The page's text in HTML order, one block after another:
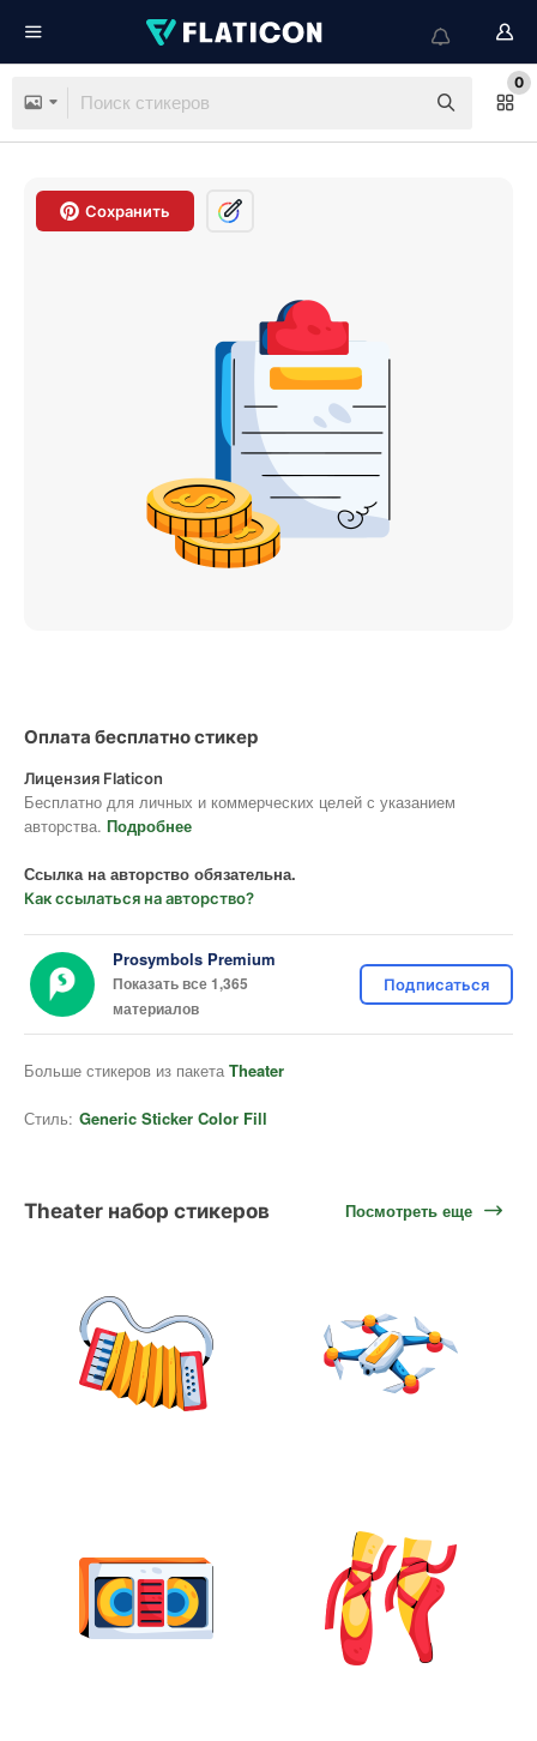
0
Сохранить
Оплата бесплатно стикер
Лицензия Flaticon
Бесплатно для личных и коммерческих целей с указанием
авторства. Подробнее
Ссылка на авторство обязательна.
Как ссылаться на авторство?
Prosymbols Premium
Показать все 1,365
материалов
Подписаться
Больше стикеров из пакета Theater
Стиль: Generic Sticker Color Fill
Theater набор стикеров Посмотреть еще